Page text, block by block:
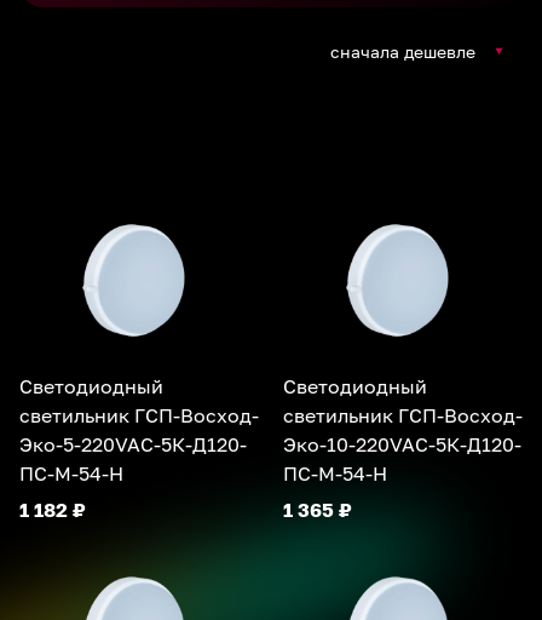
сначала дешевле
Светодиодный
светильник ГСП-Восход-
Эко-5-220VAC-5К-Д120-
ПС-М-54-Н
1 182 ₽
Светодиодный
светильник ГСП-Восход-
Эко-10-220VAC-5К-Д120-
ПС-М-54-Н
1 365 ₽